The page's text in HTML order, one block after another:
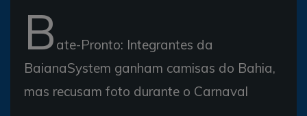
B ate-Pronto: Integrantes da
BaianaSystem ganham camisas do Bahia,
mas recusam foto durante o Carnaval